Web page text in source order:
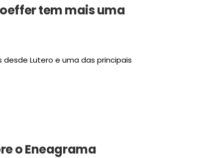
tem mais uma
Lutero e uma das principais
o Eneagrama